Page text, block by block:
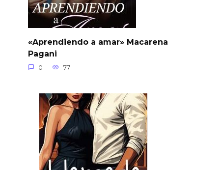
«Aprendiendo a amar» Macarena
Pagani
0 77